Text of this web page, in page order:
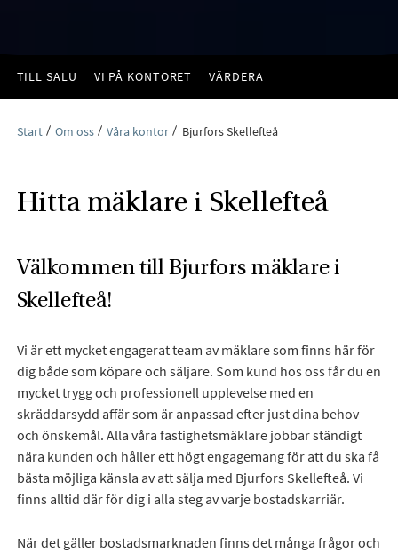
TILL SALU VI PÅ KONTORET VÄRDERA
Start Om oss Våra kontor Bjurfors Skellefteå
Hitta mäklare i Skellefteå
Välkommen till Bjurfors mäklare i
Skellefteå!
Vi är ett mycket engagerat team av mäklare som finns här för
dig både som köpare och säljare. Som kund hos oss får du en
mycket trygg och professionell upplevelse med en
skräddarsydd affär som är anpassad efter just dina behov
och önskemål. Alla våra fastighetsmäklare jobbar ständigt
nära kunden och håller ett högt engagemang för att du ska få
bästa möjliga känsla av att sälja med Bjurfors Skellefteå. Vi
finns alltid där för dig i alla steg av varje bostadskarriär.
När det gäller bostadsmarknaden finns det många frågor och